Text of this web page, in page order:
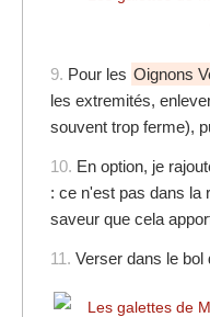
9. Pour les Oignons
les extremités,
souvent trop ferme),
10. En option, je
: ce n'est pas dans la
saveur que cela
11. Verser dans le bol